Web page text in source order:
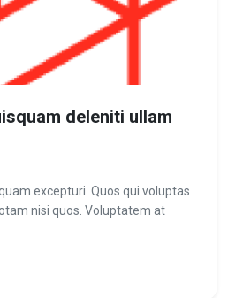
deleniti ullam
excepturi. Quos qui voluptas
nisi quos. Voluptatem at